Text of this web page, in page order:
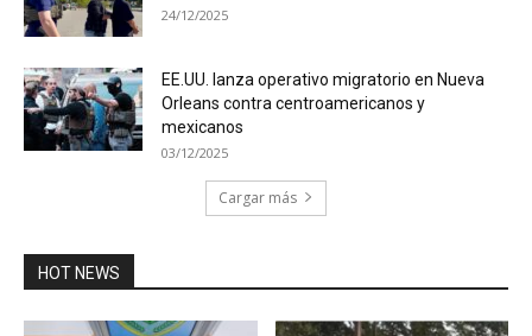
24/12/2025
EE.UU. lanza operativo migratorio en Nueva
Orleans contra centroamericanos y
mexicanos
03/12/2025
Cargar más
HOT NEWS